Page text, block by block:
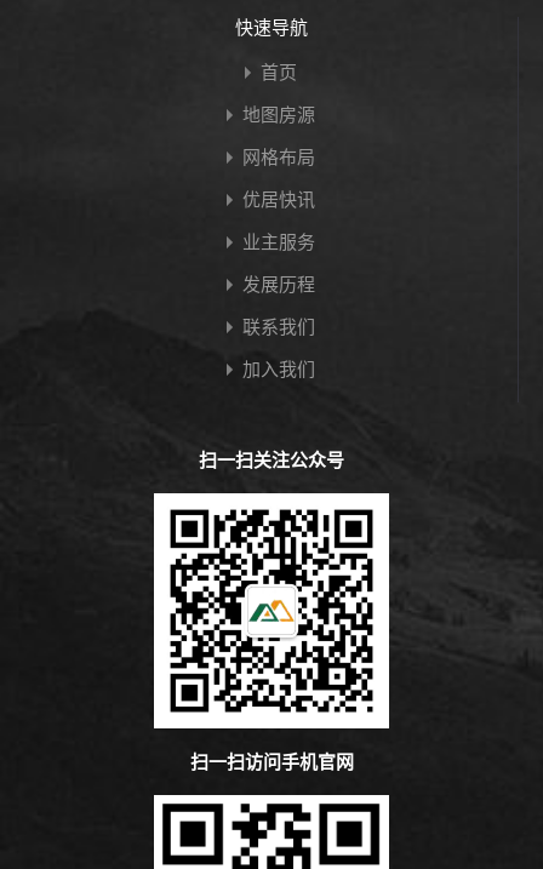
快速导航
首页
地图房源
网格布局
优居快讯
业主服务
发展历程
联系我们
加入我们
扫一扫关注公众号
扫一扫访问手机官网